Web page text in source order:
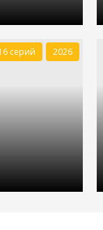
серий 2026